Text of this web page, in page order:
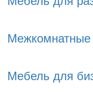
Межкомнатные
Мебель для